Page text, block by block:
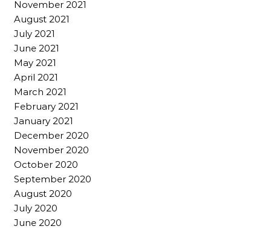
November 2021
August 2021
July 2021
June 2021
May 2021
April 2021
March 2021
February 2021
January 2021
December 2020
November 2020
October 2020
September 2020
August 2020
July 2020
June 2020